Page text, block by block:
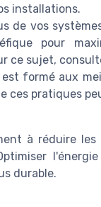
installations.
de vos
pour
ce sujet,
formé aux
ces pratiques
à réduire les
durable.